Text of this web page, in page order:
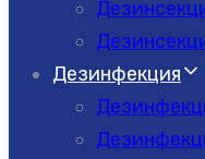
Дезинфекция